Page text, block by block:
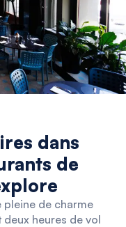
dans
de
pleine de charme
deux heures de vol